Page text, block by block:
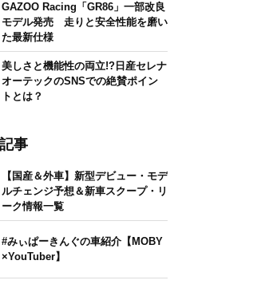
GAZOO Racing「GR86」一部改良
モデル発売 走りと安全性能を磨い
た最新仕様
美しさと機能性の両立!?日産セレナ
オーテックのSNSでの絶賛ポイン
トとは？
事
【国産＆外車】新型デビュー・モデ
ルチェンジ予想＆新車スクープ・リ
ーク情報一覧
#みぃぱーきんぐの車紹介【MOBY
×YouTuber】